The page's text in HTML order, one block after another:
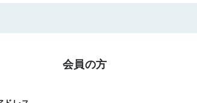
会員の方